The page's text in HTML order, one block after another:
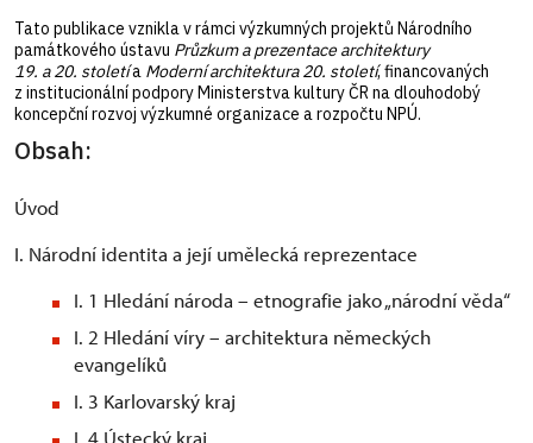
Tato publikace vznikla v rámci výzkumných projektů Národního
památkového ústavu Průzkum a prezentace architektury
19. a 20. stoletía Moderní architektura 20. století, financovaných
z institucionální podpory Ministerstva kultury ČR na dlouhodobý
koncepční rozvoj výzkumné organizace a rozpočtu NPÚ.
Obsah:
Úvod
I. Národní identita a její umělecká reprezentace
I. 1 Hledání národa – etnografie jako „národní věda“
I. 2 Hledání víry – architektura německých
evangelíků
I. 3 Karlovarský kraj